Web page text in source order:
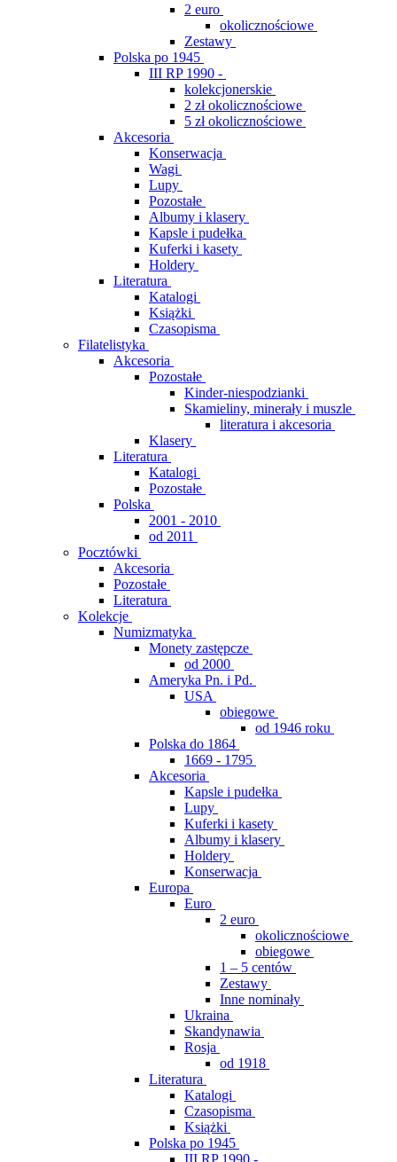
2 euro
okolicznościowe
Zestawy
Polska po 1945
III RP 1990 -
kolekcjonerskie
2 zł okolicznościowe
5 zł okolicznościowe
Akcesoria
Konserwacja
Wagi
Lupy
Pozostałe
Albumy i klasery
Kapsle i pudełka
Kuferki i kasety
Holdery
Literatura
Katalogi
Książki
Czasopisma
Filatelistyka
Akcesoria
Pozostałe
Kinder-niespodzianki
Skamieliny, minerały i muszle
literatura i akcesoria
Klasery
Literatura
Katalogi
Pozostałe
Polska
2001 - 2010
od 2011
Pocztówki
Akcesoria
Pozostałe
Literatura
Kolekcje
Numizmatyka
Monety zastępcze
od 2000
Ameryka Pn. i Pd.
USA
obiegowe
od 1946 roku
Polska do 1864
1669 - 1795
Akcesoria
Kapsle i pudełka
Lupy
Kuferki i kasety
Albumy i klasery
Holdery
Konserwacja
Europa
Euro
2 euro
okolicznościowe
obiegowe
1 – 5 centów
Zestawy
Inne nominały
Ukraina
Skandynawia
Rosja
od 1918
Literatura
Katalogi
Czasopisma
Książki
Polska po 1945
III RP 1990 -